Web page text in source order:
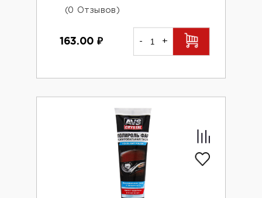
(0 Отзывов)
163.00 ₽ - +